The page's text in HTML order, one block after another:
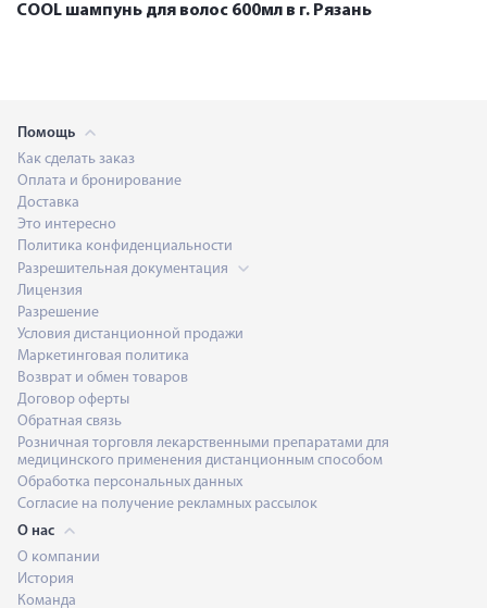
COOL шампунь для волос 600мл в г. Рязань
Помощь
Как сделать заказ
Оплата и бронирование
Доставка
Это интересно
Политика конфиденциальности
Разрешительная документация
Лицензия
Разрешение
Условия дистанционной продажи
Маркетинговая политика
Возврат и обмен товаров
Договор оферты
Обратная связь
Розничная торговля лекарственными препаратами для
медицинского применения дистанционным способом
Обработка персональных данных
Согласие на получение рекламных рассылок
О нас
О компании
История
Команда